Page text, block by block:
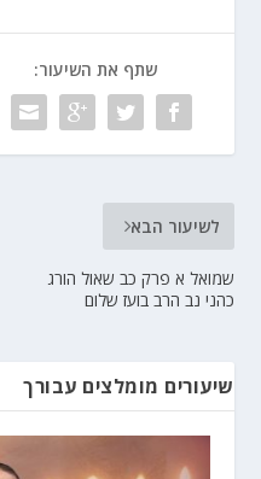
שתף את השיעור:
לשיעור הבא
שמואל א פרק כב שאול הורג
כהני נב הרב בועז שלום
שיעורים מומלצים עבורך